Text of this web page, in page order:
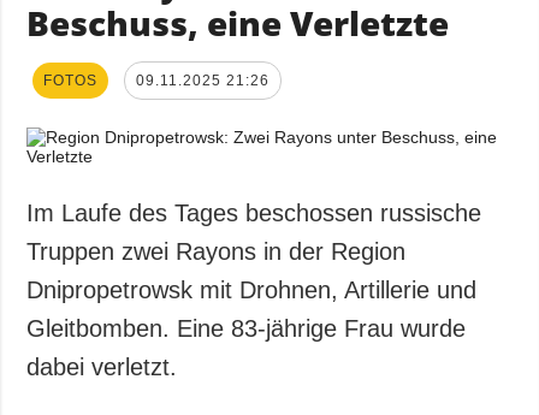
Beschuss, eine Verletzte
FOTOS 09.11.2025 21:26
Im Laufe des Tages beschossen russische
Truppen zwei Rayons in der Region
Dnipropetrowsk mit Drohnen, Artillerie und
Gleitbomben. Eine 83-jährige Frau wurde
dabei verletzt.